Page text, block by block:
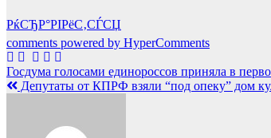
РќСЂР°РІРёС‚СЃСЏ
comments powered by HyperComments
Навигация
по
Госдума голосами единороссов приняла в
Депутаты от КПРФ взяли “под опеку” дом